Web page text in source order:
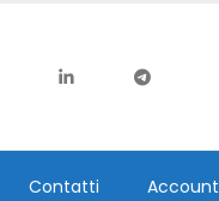
Contatti Account